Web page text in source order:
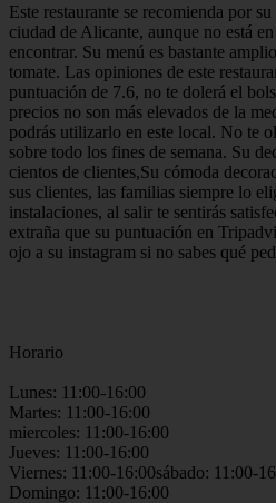
Este restaurante se recomienda por
ciudad de Alicante, aunque no está
encontrar. Su menú es bastante
tomate. Las opiniones de este
puntuación de 7.6, no te dolerá el
precios no son más elevados de la
podrás utilizarlo en este local. No te
sobre todo los fines de semana. Su
cientos de clientes,Su cómoda
sus clientes, las familias siempre lo
instalaciones, al salir te sentirás
extraña que su puntuación en
ojo a su instagram si no sabes qué
Horario
Lunes: 11:00-16:00
Martes: 11:00-16:00
miercoles: 11:00-16:00
Jueves: 11:00-16:00
Viernes: 11:00-16:00sábado: 11:00-
Domingo: 11:00-16:00